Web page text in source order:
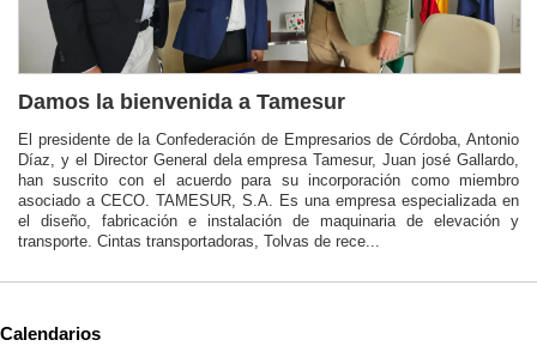
Damos la bienvenida a Tamesur
El presidente de la Confederación de Empresarios de Córdoba, Antonio
Díaz, y el Director General dela empresa Tamesur, Juan josé Gallardo,
han suscrito con el acuerdo para su incorporación como miembro
asociado a CECO. TAMESUR, S.A. Es una empresa especializada en
el diseño, fabricación e instalación de maquinaria de elevación y
transporte. Cintas transportadoras, Tolvas de rece...
Calendarios